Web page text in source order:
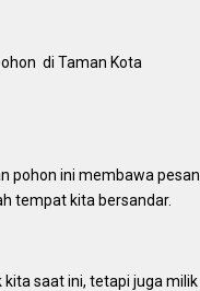
di Taman Kota
pohon ini membawa pesan
tempat kita bersandar.
saat ini, tetapi juga milik